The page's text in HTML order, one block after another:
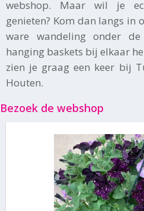
webshop. Maar wil je
genieten? Kom dan langs in
ware wandeling onder
hanging baskets bij elkaar
zien je graag een keer bij
Houten.
Bezoek de webshop